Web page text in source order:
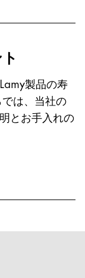
ている言語の
製品の寿
は、当社の
とお手入れの